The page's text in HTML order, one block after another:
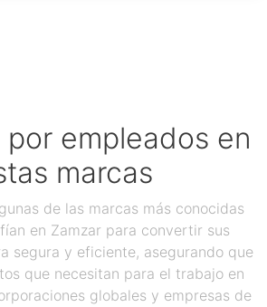
empleados en
marcas
de las marcas más conocidas
en Zamzar para convertir sus
segura y eficiente, asegurando que
que necesitan para el trabajo en
globales y empresas de